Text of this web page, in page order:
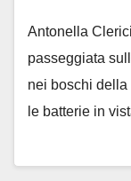
Antonella
passeggiata
nei boschi
le batterie in